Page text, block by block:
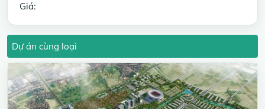
Giá:
Dự án cùng loại